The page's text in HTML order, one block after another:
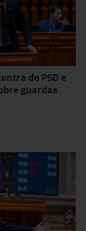
do PSD e
guardas